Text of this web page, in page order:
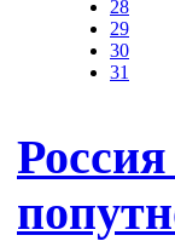
28
29
30
31